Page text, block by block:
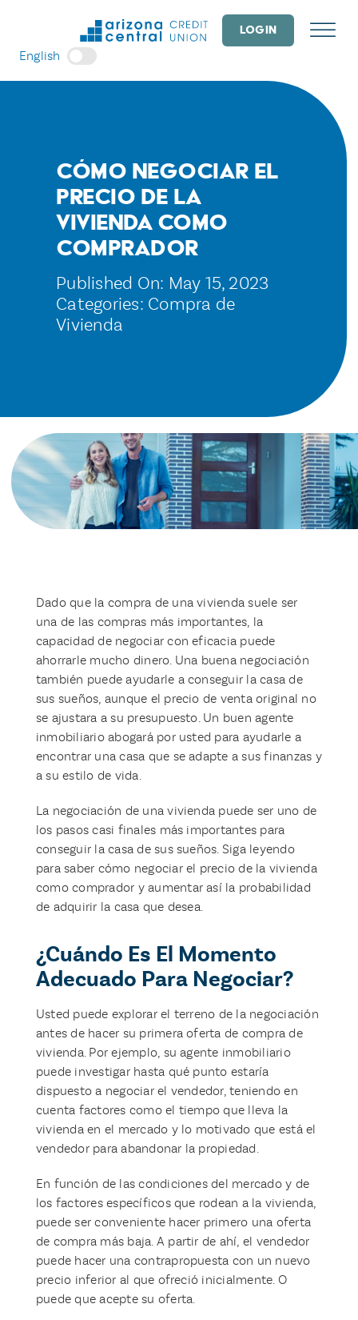
LOGIN
English
Cómo negociar el
precio de la
vivienda como
comprador
Published On: May 15, 2023
Categories: Compra de
Vivienda
Dado que la compra de una vivienda suele ser
una de las compras más importantes, la
capacidad de negociar con eficacia puede
ahorrarle mucho dinero. Una buena negociación
también puede ayudarle a conseguir la casa de
sus sueños, aunque el precio de venta original no
se ajustara a su presupuesto. Un buen agente
inmobiliario abogará por usted para ayudarle a
encontrar una casa que se adapte a sus finanzas y
a su estilo de vida.
La negociación de una vivienda puede ser uno de
los pasos casi finales más importantes para
conseguir la casa de sus sueños. Siga leyendo
para saber cómo negociar el precio de la vivienda
como comprador y aumentar así la probabilidad
de adquirir la casa que desea.
¿Cuándo Es El Momento
Adecuado Para Negociar?
Usted puede explorar el terreno de la negociación
antes de hacer su primera oferta de compra de
vivienda. Por ejemplo, su agente inmobiliario
puede investigar hasta qué punto estaría
dispuesto a negociar el vendedor, teniendo en
cuenta factores como el tiempo que lleva la
vivienda en el mercado y lo motivado que está el
vendedor para abandonar la propiedad.
En función de las condiciones del mercado y de
los factores específicos que rodean a la vivienda,
puede ser conveniente hacer primero una oferta
de compra más baja. A partir de ahí, el vendedor
puede hacer una contrapropuesta con un nuevo
precio inferior al que ofreció inicialmente. O
puede que acepte su oferta.